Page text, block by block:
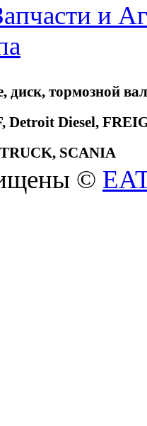
и
диск, тормозной
Detroit Diesel,
SCANIA
©